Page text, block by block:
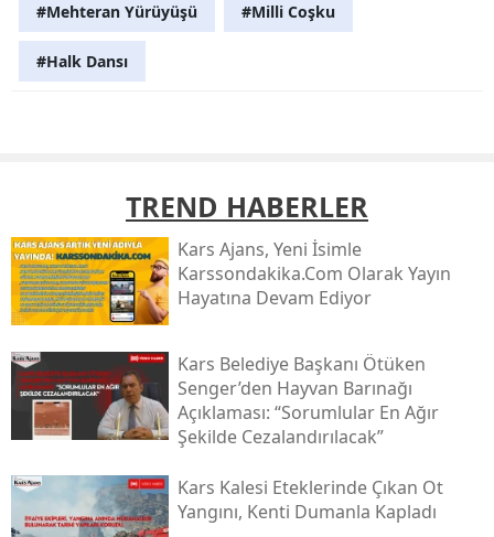
#Mehteran Yürüyüşü #Milli Coşku
#Halk Dansı
TREND HABERLER
Kars Ajans, Yeni İsimle
Karssondakika.com Olarak Yayın
Hayatına Devam Ediyor
Kars Belediye Başkanı Ötüken
Senger’den Hayvan Barınağı
Açıklaması: “sorumlular En Ağır
Şekilde Cezalandırılacak”
Kars Kalesi Eteklerinde Çıkan Ot
Yangını, Kenti Dumanla Kapladı